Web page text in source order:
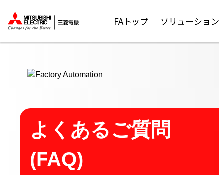
FAトップ ソリューション
よくあるご質問
(FAQ)